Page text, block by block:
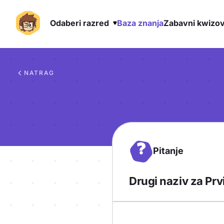
Odaberi razred Baza znanjaZabavni
NATRAG
? Pitanje
Drugi naziv za